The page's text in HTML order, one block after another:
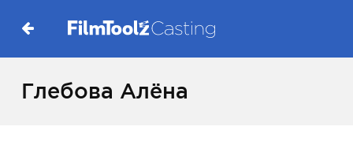
Глебова Алёна